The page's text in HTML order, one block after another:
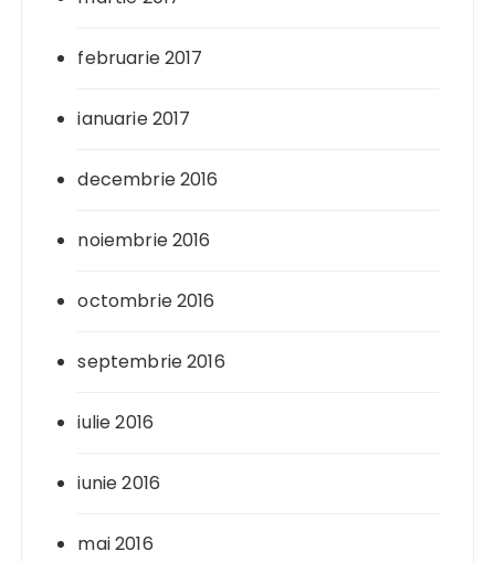
februarie 2017
ianuarie 2017
decembrie 2016
noiembrie 2016
octombrie 2016
septembrie 2016
iulie 2016
iunie 2016
mai 2016